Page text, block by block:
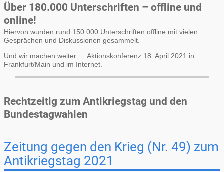
Über 180.000 Unterschriften – offline und
online!
Hiervon wurden rund 150.000 Unterschriften offline mit vielen
Gesprächen und Diskussionen gesammelt.
Und wir machen weiter … Aktionskonferenz 18. April 2021 in
Frankfurt/Main und im Internet.
Rechtzeitig zum Antikriegstag und den
Bundestagwahlen
Zeitung gegen den Krieg (Nr. 49) zum
Antikriegstag 2021